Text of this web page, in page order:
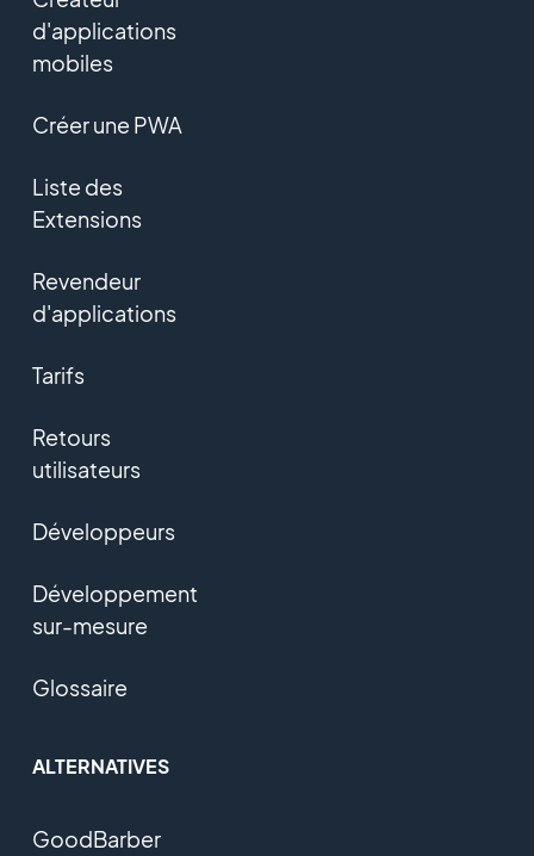
d'applications
mobiles
Créer une PWA
Liste des
Extensions
Revendeur
d'applications
Tarifs
Retours
utilisateurs
Développeurs
Développement
sur-mesure
Glossaire
ALTERNATIVES
GoodBarber